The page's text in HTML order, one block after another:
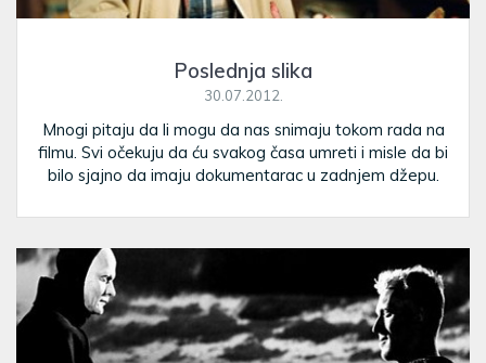
Poslednja slika
30.07.2012.
Mnogi pitaju da li mogu da nas snimaju tokom rada na
filmu. Svi očekuju da ću svakog časa umreti i misle da bi
bilo sjajno da imaju dokumentarac u zadnjem džepu.